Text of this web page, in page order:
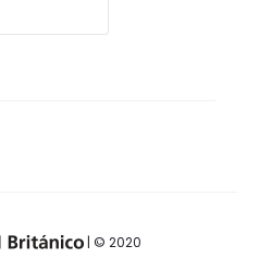
| © 2020